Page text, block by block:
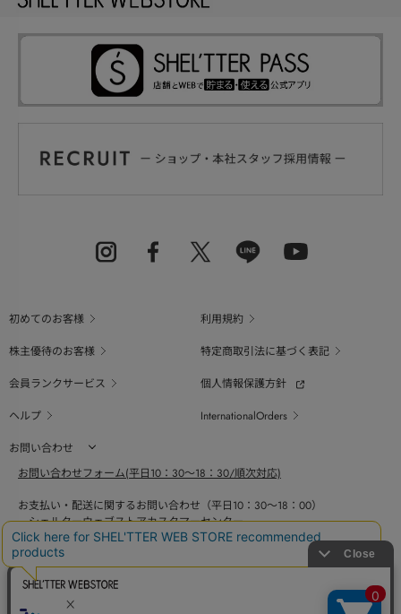
初めてのお客様
利用規約
株主優待のお客様
特定商取引法に基づく表記
会員ランクサービス
個人情報保護方針
ヘルプ
InternationalOrders
お問い合わせ
お問い合わせフォーム(平日10：30～18：30/順次対応)
お支払い・配送に関するお問い合わせ（平日10：30～18：00）
シェルターウェブストアカスタマーセンター
0800-123-6820
商品の素材、サイズ、仕様等に関するお問い合せ（平日10：30～18：00）
バロックジャパンリミテッドコールセンター
03-6730-9191